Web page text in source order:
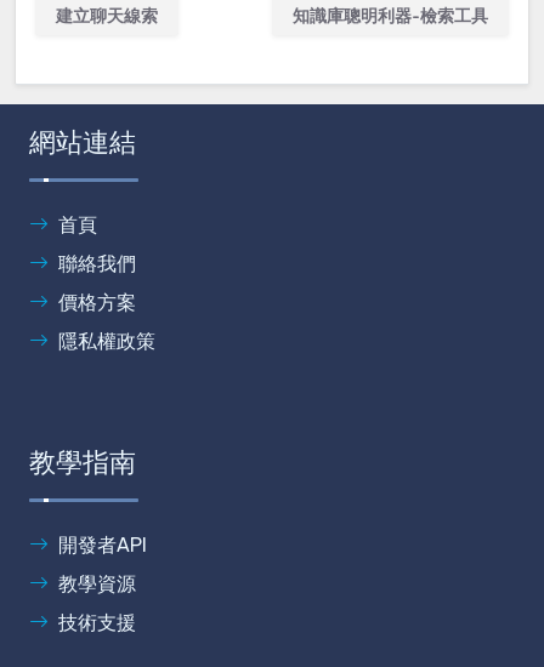
建立聊天線索 知識庫聰明利器-檢索工具
網站連結
首頁
聯絡我們
價格方案
隱私權政策
教學指南
開發者API
教學資源
技術支援